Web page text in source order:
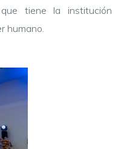
tiene la institución
humano.